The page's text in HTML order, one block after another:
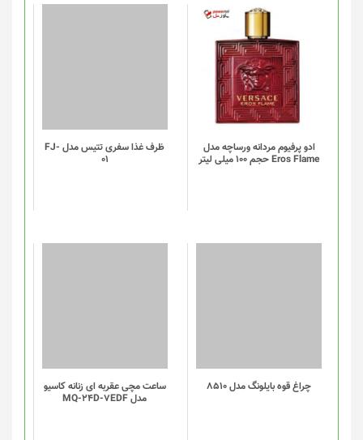
محصول
ادو پرفیوم مردانه ورساچه مدل
Eros Flame حجم 100 میلی لیتر
ظرف غذا سفری تتیس مدل FJ-
01
چراغ قوه بایلونگ مدل 8510
ساعت مچی عقربه ای زنانه کاسیو
مدل MQ-24D-7EDF